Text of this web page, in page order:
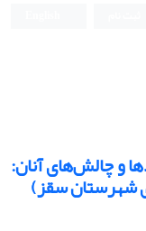
و چالش‌های آنان:
شهرستان سقز)